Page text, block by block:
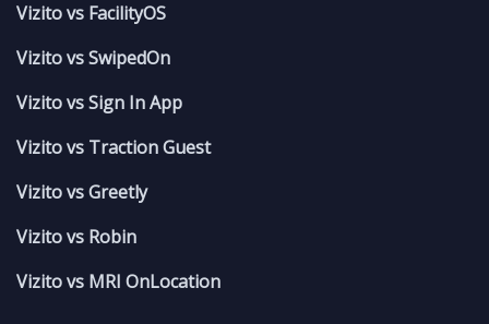
Vizito vs FacilityOS
Vizito vs SwipedOn
Vizito vs Sign In App
Vizito vs Traction Guest
Vizito vs Greetly
Vizito vs Robin
Vizito vs MRI OnLocation